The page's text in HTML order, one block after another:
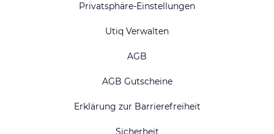
Privatsphäre-Einstellungen
Utiq Verwalten
AGB
AGB Gutscheine
Erklärung zur Barrierefreiheit
Sicherheit